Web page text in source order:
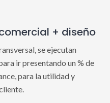
+ diseño
se ejecutan
ir presentando un % de
para la utilidad y